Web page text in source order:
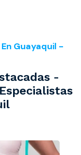
Guayaquil -
-